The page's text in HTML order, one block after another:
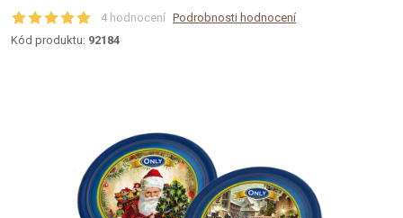
4 hodnocení Podrobnosti hodnocení
Kód produktu: 92184